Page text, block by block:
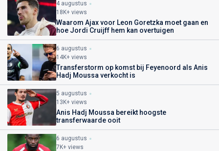
4 augustus
18K+ views
Waarom Ajax voor Leon Goretzka moet gaan en
hoe Jordi Cruijff hem kan overtuigen
6 augustus
14K+ views
Transferstorm op komst bij Feyenoord als Anis
Hadj Moussa verkocht is
5 augustus
13K+ views
Anis Hadj Moussa bereikt hoogste
transferwaarde ooit
6 augustus
7K+ views